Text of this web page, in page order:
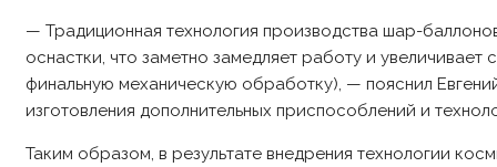
— Традиционная технология производства шар-
оснастки, что заметно замедляет работу и
финальную механическую обработку), — пояснил
изготовления дополнительных приспособлений и
Таким образом, в результате внедрения технологии